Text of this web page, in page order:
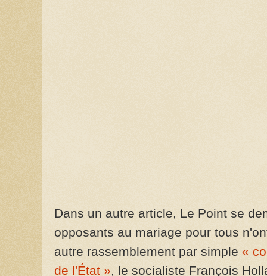
Dans un autre article, Le Point se
opposants au mariage pour tous
autre rassemblement par simple «
de l'État », le socialiste François